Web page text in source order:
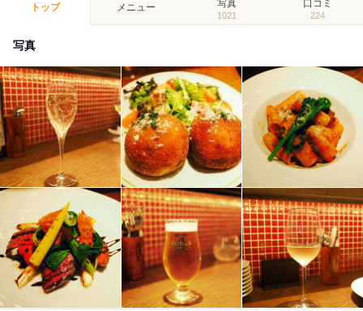
トップ メニュー 写真
1021
口コミ
224
写真